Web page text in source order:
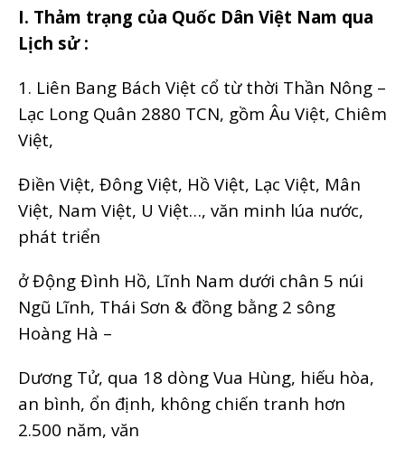
I. Thảm trạng của Quốc Dân Việt Nam qua
Lịch sử :
1. Liên Bang Bách Việt cổ từ thời Thần Nông –
Lạc Long Quân 2880 TCN, gồm Âu Việt, Chiêm
Việt,
Điền Việt, Đông Việt, Hồ Việt, Lạc Việt, Mân
Việt, Nam Việt, U Việt…, văn minh lúa nước,
phát triển
ở Động Đình Hồ, Lĩnh Nam dưới chân 5 núi
Ngũ Lĩnh, Thái Sơn & đồng bằng 2 sông
Hoàng Hà –
Dương Tử, qua 18 dòng Vua Hùng, hiếu hòa,
an bình, ổn định, không chiến tranh hơn
2.500 năm, văn